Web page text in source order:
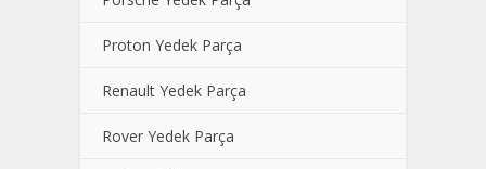
Proton Yedek Parça
Renault Yedek Parça
Rover Yedek Parça